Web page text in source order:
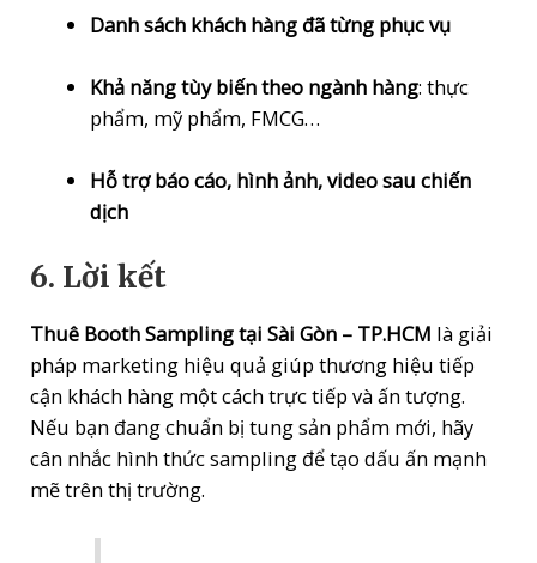
Danh sách khách hàng đã từng phục vụ
Khả năng tùy biến theo ngành hàng: thực
phẩm, mỹ phẩm, FMCG…
Hỗ trợ báo cáo, hình ảnh, video sau chiến
dịch
6. Lời kết
Thuê Booth Sampling tại Sài Gòn – TP.HCM là giải
pháp marketing hiệu quả giúp thương hiệu tiếp
cận khách hàng một cách trực tiếp và ấn tượng.
Nếu bạn đang chuẩn bị tung sản phẩm mới, hãy
cân nhắc hình thức sampling để tạo dấu ấn mạnh
mẽ trên thị trường.